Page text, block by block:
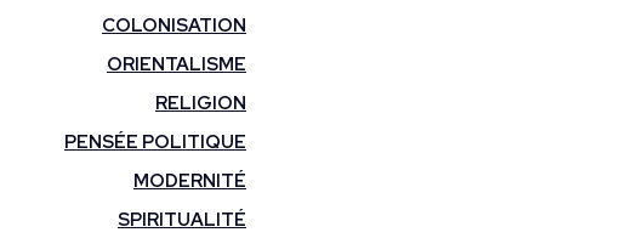
COLONISATION
ORIENTALISME
RELIGION
PENSÉE POLITIQUE
MODERNITÉ
SPIRITUALITÉ